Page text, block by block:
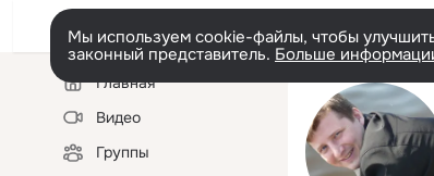
Мы используем cookie-файлы, чтобы
законный представитель. Больше
Левая
колонкаГлавная
Видео
Группы